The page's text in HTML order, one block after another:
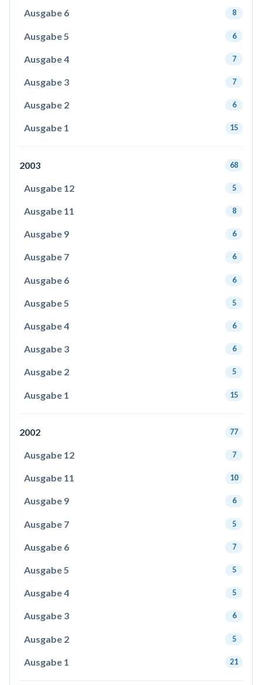
Ausgabe 6 8
Ausgabe 5 6
Ausgabe 4 7
Ausgabe 3 7
Ausgabe 2 6
Ausgabe 1 15
2003 68
Ausgabe 12 5
Ausgabe 11 8
Ausgabe 9 6
Ausgabe 7 6
Ausgabe 6 6
Ausgabe 5 5
Ausgabe 4 6
Ausgabe 3 6
Ausgabe 2 5
Ausgabe 1 15
2002 77
Ausgabe 12 7
Ausgabe 11 10
Ausgabe 9 6
Ausgabe 7 5
Ausgabe 6 7
Ausgabe 5 5
Ausgabe 4 5
Ausgabe 3 6
Ausgabe 2 5
Ausgabe 1 21